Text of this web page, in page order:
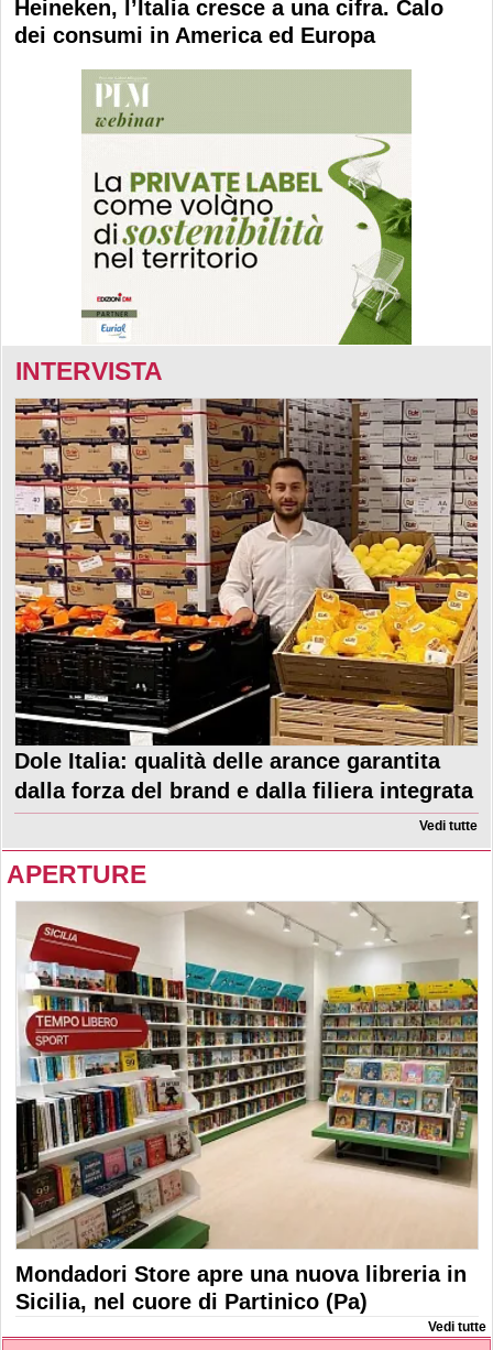
Heineken, l’Italia cresce a una cifra. Calo
dei consumi in America ed Europa
INTERVISTA
Dole Italia: qualità delle arance garantita
dalla forza del brand e dalla filiera integrata
Vedi tutte
APERTURE
Mondadori Store apre una nuova libreria in
Sicilia, nel cuore di Partinico (Pa)
Vedi tutte